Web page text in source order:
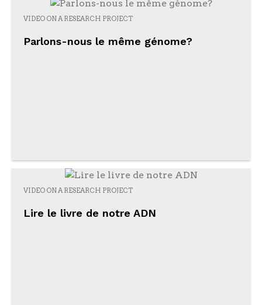
VIDEO ON A RESEARCH PROJECT
Parlons-nous le même génome?
VIDEO ON A RESEARCH PROJECT
Lire le livre de notre ADN